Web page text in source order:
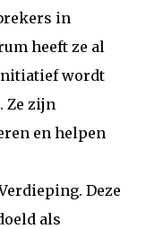
in
heeft ze al
wordt
Ze zijn
en helpen
Deze
als